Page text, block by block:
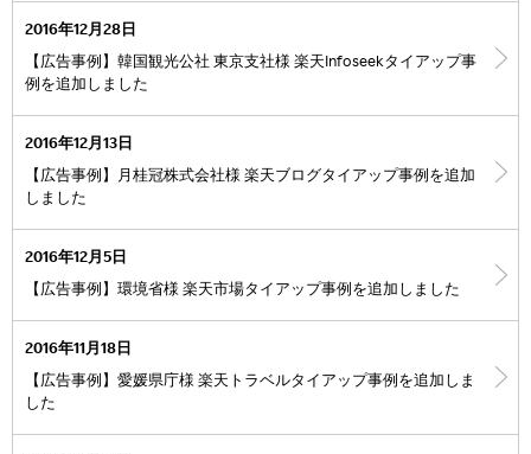
2016年12月28日
【広告事例】韓国観光公社 東京支社様 楽天Infoseekタイアップ事
例を追加しました
2016年12月13日
【広告事例】月桂冠株式会社様 楽天ブログタイアップ事例を追加
しました
2016年12月5日
【広告事例】環境省様 楽天市場タイアップ事例を追加しました
2016年11月18日
【広告事例】愛媛県庁様 楽天トラベルタイアップ事例を追加しま
した